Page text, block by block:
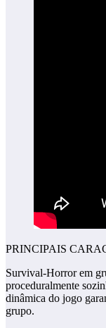
PRINCIPAIS
Survival-Horror em
proceduralmente
dinâmica do jogo
grupo.